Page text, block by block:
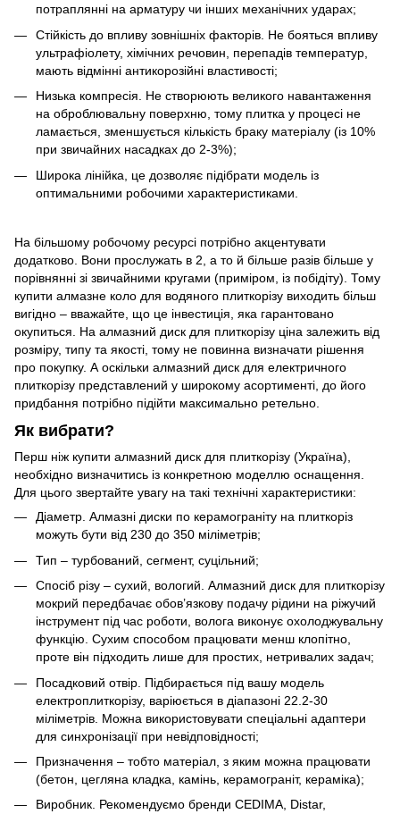
потраплянні на арматуру чи інших механічних ударах;
Стійкість до впливу зовнішніх факторів. Не бояться впливу
ультрафіолету, хімічних речовин, перепадів температур,
мають відмінні антикорозійні властивості;
Низька компресія. Не створюють великого навантаження
на оброблювальну поверхню, тому плитка у процесі не
ламається, зменшується кількість браку матеріалу (із 10%
при звичайних насадках до 2-3%);
Широка лінійка, це дозволяє підібрати модель із
оптимальними робочими характеристиками.
На більшому робочому ресурсі потрібно акцентувати
додатково. Вони прослужать в 2, а то й більше разів більше у
порівнянні зі звичайними кругами (приміром, із побідіту). Тому
купити алмазне коло для водяного плиткорізу виходить більш
вигідно – вважайте, що це інвестиція, яка гарантовано
окупиться. На алмазний диск для плиткорізу ціна залежить від
розміру, типу та якості, тому не повинна визначати рішення
про покупку. А оскільки алмазний диск для електричного
плиткорізу представлений у широкому асортименті, до його
придбання потрібно підійти максимально ретельно.
Як вибрати?
Перш ніж купити алмазний диск для плиткорізу (Україна),
необхідно визначитись із конкретною моделлю оснащення.
Для цього звертайте увагу на такі технічні характеристики:
Діаметр. Алмазні диски по керамограніту на плиткоріз
можуть бути від 230 до 350 міліметрів;
Тип – турбований, сегмент, суцільний;
Спосіб різу – сухий, вологий. Алмазний диск для плиткорізу
мокрий передбачає обов’язкову подачу рідини на ріжучий
інструмент під час роботи, волога виконує охолоджувальну
функцію. Сухим способом працювати менш клопітно,
проте він підходить лише для простих, нетривалих задач;
Посадковий отвір. Підбирається під вашу модель
електроплиткорізу, варіюється в діапазоні 22.2-30
міліметрів. Можна використовувати спеціальні адаптери
для синхронізації при невідповідності;
Призначення – тобто матеріал, з яким можна працювати
(бетон, цегляна кладка, камінь, керамограніт, кераміка);
Виробник. Рекомендуємо бренди CEDIMA, Distar,